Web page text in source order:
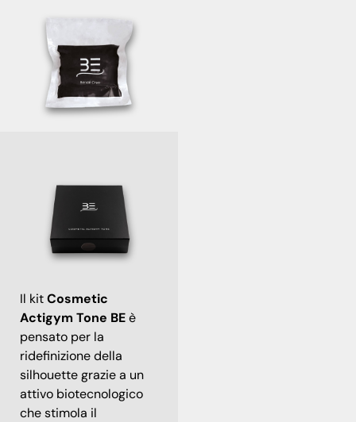
Il kitCosmetic
Actigym Tone BEè
pensato per la
ridefinizione della
silhouette grazie a un
attivo biotecnologico
che stimola il